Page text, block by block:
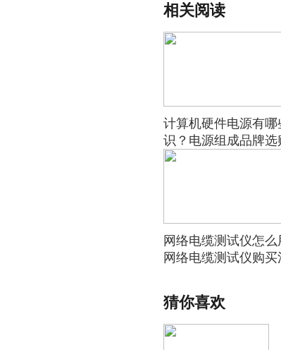
相关阅读
计算机硬件电源有哪
识？电源组成品牌选
率
网络电缆测试仪怎么
网络电缆测试仪购买
猜你喜欢